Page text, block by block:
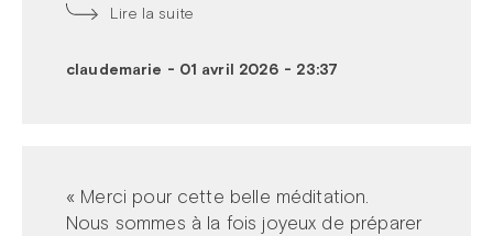
Lire la suite
claudemarie - 01 avril 2026 - 23:37
« Merci pour cette belle méditation.
Nous sommes à la fois joyeux de préparer